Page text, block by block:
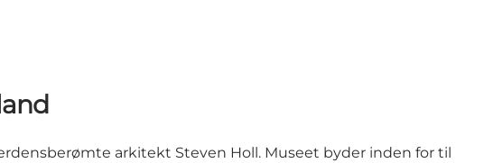
arkitekt Steven Holl. Museet byder inden for til